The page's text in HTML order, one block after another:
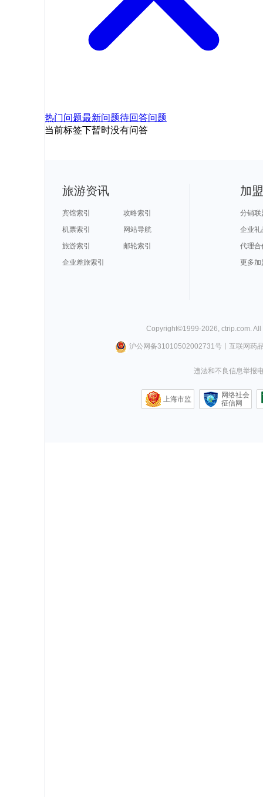
热门问题最新问题待回答问题
当前标签下暂时没有问答
旅游资讯
宾馆索引
攻略索引
机票索引
网站导航
旅游索引
邮轮索引
企业差旅索引
加
分销联
企业礼
代理合
更多加
Copyright©1999-2026, ctrip.com.
沪公网备31010502002731号丨 互联网药
违法和不良信息举报
上海市监
网络社会
征信网